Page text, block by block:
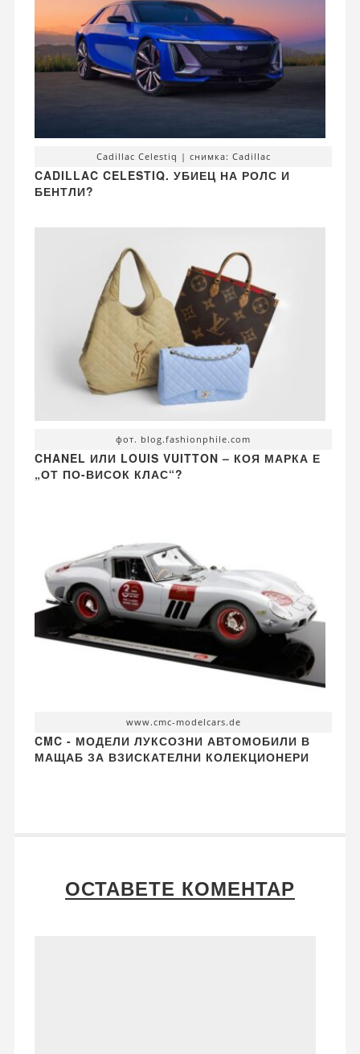
Cadillac Celestiq | снимка: Cadillac
CADILLAC CELESTIQ. УБИЕЦ НА РОЛС И
БЕНТЛИ?
фот. blog.fashionphile.com
CHANEL ИЛИ LOUIS VUITTON – КОЯ МАРКА Е
„ОТ ПО-ВИСОК КЛАС“?
www.cmc-modelcars.de
CMC - МОДЕЛИ ЛУКСОЗНИ АВТОМОБИЛИ В
МАЩАБ ЗА ВЗИСКАТЕЛНИ КОЛЕКЦИОНЕРИ
ОСТАВЕТЕ КОМЕНТАР